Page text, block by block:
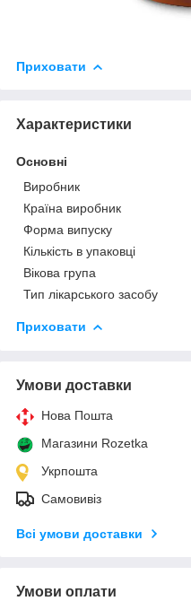
Приховати
Характеристики
Основні
Виробник
Країна виробник
Форма випуску
Кількість в упаковці
Вікова група
Тип лікарського засобу
Приховати
Умови доставки
Нова Пошта
Магазини Rozetka
Укрпошта
Самовивіз
Всі умови доставки
Умови оплати